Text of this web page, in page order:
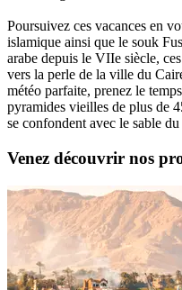
Poursuivez ces vacances en
islamique ainsi que le souk
arabe depuis le VIIe siècle,
vers la perle de la ville du
météo parfaite, prenez le
pyramides vieilles de plus de
se confondent avec le sable du
Venez découvrir nos